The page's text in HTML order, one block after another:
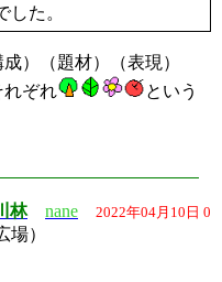
した。
）（題材）（表現）
れぞれ
という
林 nane 2022年04月10日 0
）